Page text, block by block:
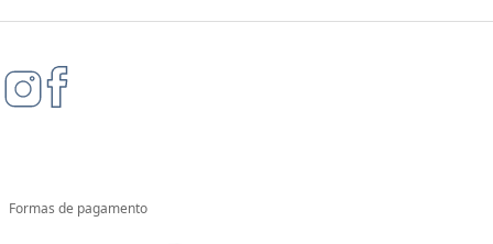
Formas de pagamento